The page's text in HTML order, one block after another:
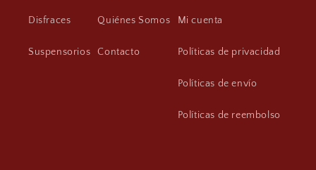
Disfraces
Suspensorios
Quiénes Somos
Contacto
Mi cuenta
Políticas de privacidad
Políticas de envío
Políticas de reembolso